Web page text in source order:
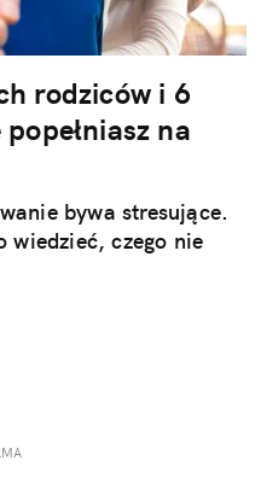
rodziców i 6
na
bywa stresujące.
wiedzieć, czego nie